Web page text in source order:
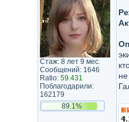
Стаж: 8 лет 9 мес.
Сообщений: 1646
Ratio: 59.431
Поблагодарили:
162179
89.1%